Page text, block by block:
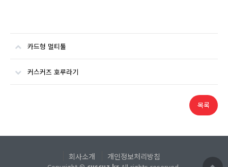
카드형 멀티툴
커스커즈 호루라기
목록
회사소개 개인정보처리방침